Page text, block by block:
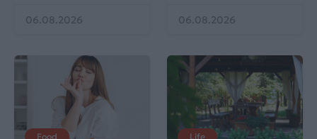
06.08.2026 06.08.2026
Food Life